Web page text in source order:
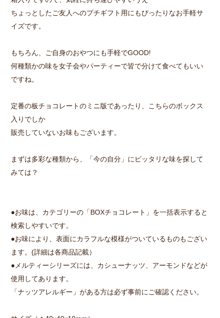
ちょっとしたご友人へのプチギフト用にもぴったりなお手軽サ
イズです。
もちろん、ご自身のおやつにも手軽でGOOD!
何種類かの味を女子会やパーティーで皆で分けて食べてもいい
ですね。
定番の板チョコレートのミニ版であったり、こちらのボックス
入りでしか
販売していないお味もございます。
まずは多彩な種類から、「今の自分」にピッタリな味を探して
みては？
●お味は、カテゴリーの「BOXチョコレート」を一括表示すると
検索しやすいです。
●お味により、表面にカラフルな模様がついているものもござい
ます。(詳細は各商品記載）
●メルティーシリーズには、カシューナッツ、アーモンドなどが
使用してあります。
「ナッツアレルギー」がある方は必ず事前にご確認ください。